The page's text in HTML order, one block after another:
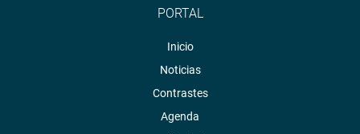
PORTAL
Inicio
Noticias
Contrastes
Agenda